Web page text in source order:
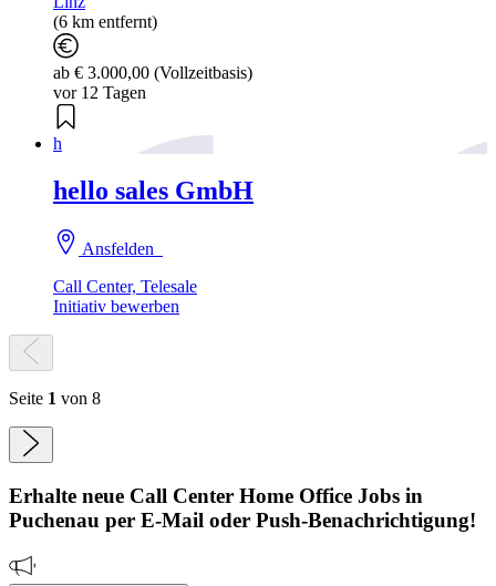
(6 km entfernt)
ab € 3.000,00 (Vollzeitbasis)
vor 12 Tagen
h
hello sales GmbH
Ansfelden
Call Center, Telesale
Initiativ bewerben
Seite 1 von 8
Erhalte neue Call Center Home Office Jobs in
Puchenau per E-Mail oder Push-Benachrichtigung!